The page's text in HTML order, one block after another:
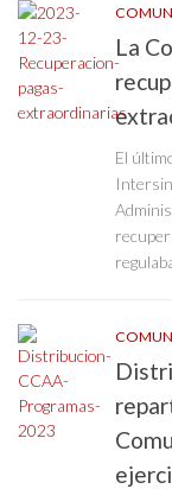
La
El